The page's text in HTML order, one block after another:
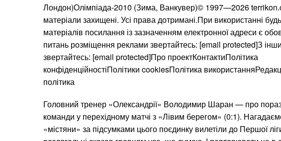
Лондон)Олімпіада-2010 (Зима, Ванкувер)© 1997—2026
матеріали захищені. Усі права дотримані.При використанні
матеріалів посилання із зазначенням електронної адреси є
питань розміщення реклами звертайтесь: [email protected]З
звертайтесь: [email protected]Про проектКонтактиПолітика
конфіденційностіПолітики cookiesПолітика
політика
Головний тренер «Олександрії» Володимир Шаран — про
команди у перехідному матчі з «Лівим берегом» (0:1).
«містяни» за підсумками цього поєдинку вилетіли до Першої